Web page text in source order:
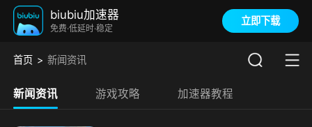
biubiu加速器
免费·低延时·稳定
立即下载
首页 新闻资讯
新闻资讯 游戏攻略 加速器教程